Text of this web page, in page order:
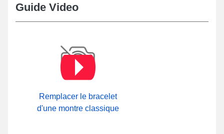
Guide Video
Remplacer le bracelet
d'une montre classique